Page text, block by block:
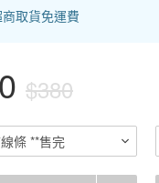
取貨免運費
$380
條 **售完